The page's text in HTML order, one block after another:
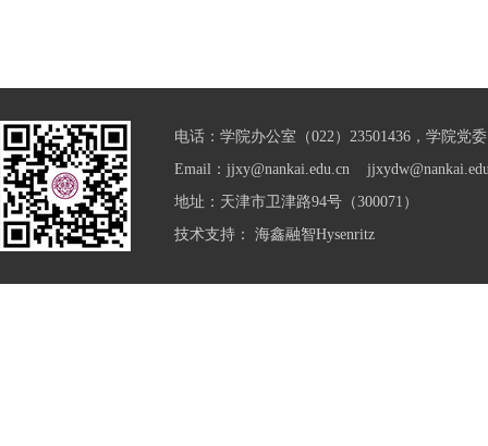
电话：学院办公室（022）23501436，学院党
Email：jjxy@nankai.edu.cn
地址：天津市卫津路94号（300071）
技术支持： 海鑫融智Hysenritz